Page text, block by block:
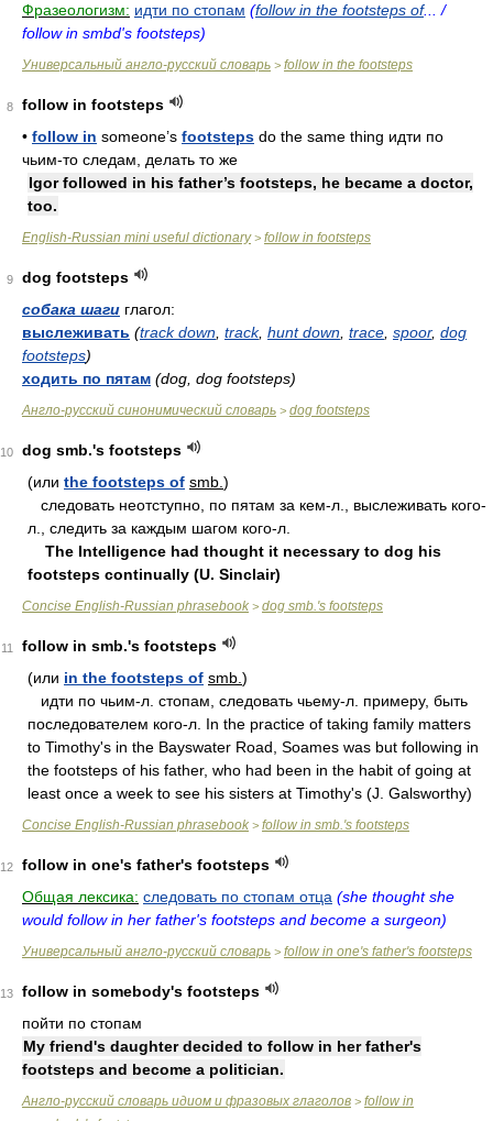
Фразеологизм: идти по стопам (follow in the footsteps of... /
follow in smbd's footsteps)
Универсальный англо-русский словарь > follow in the footsteps
8
follow in footsteps
• follow in someone’s footsteps do the same thing идти по
чьим-то следам, делать то же
Igor followed in his father’s footsteps, he became a doctor,
too.
English-Russian mini useful dictionary> follow in footsteps
9
dog footsteps
собака шаги глагол:
выслеживать (track down track, hunt down trace spoor, dog
footsteps)
ходить по пятам (dog, dog footsteps)
Англо-русский синонимический словарь > dog footsteps
10
dog smb.'s footsteps
(или the footsteps of smb. )
cлeдoвaть нeoтcтупнo, пo пятaм зa кeм-л., выcлeживaть кoгo-
л., cлeдить зa кaждым шaгoм кoгo-л.
The Intelligence had thought it necessary to dog his
footsteps continually (U. Sinclair)
Concise English-Russian phrasebook > dog smb.'s footsteps
11
follow in smb.'s footsteps
(или in the footsteps of smb. )
идти пo чьим-л. cтoпaм, cлeдoвaть чьeму-л. пpимepу, быть
пocлeдoвaтeлeм кoгo-л. In the practice of taking family matters
to Timothy's in the Bayswater Road, Soames was but following in
the footsteps of his father, who had been in the habit of going at
least once a week to see his sisters at Timothy's (J. Galsworthy)
Concise English-Russian phrasebook > follow in smb.'s footsteps
12
follow in one's father's footsteps
Общая лексика: следовать по стопам отца (she thought she
would follow in her father's footsteps and become a surgeon)
Универсальный англо-русский словарь > follow in one's father's footsteps
13
follow in somebody's footsteps
пойти по стопам
My friend's daughter decided to follow in her father's
footsteps and become a politician.
Англо-русский словарь идиом и фразовых глаголов > follow in